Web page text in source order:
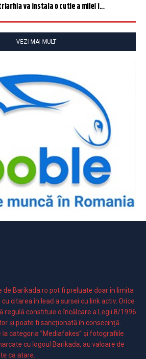
va instala o cutie a milei î...
VEZI MAI MULT
de Barikada.ro pot fi preluate doar în limita
citarea în lead a sursei cu link activ. Orice
regulă constituie o încălcare a Legii 8/1996
și poate fi sancționată în consecință.
categoria ”Mediafakes” și fotografiile
cu logoul Barikada, au valoare de
ca atare.